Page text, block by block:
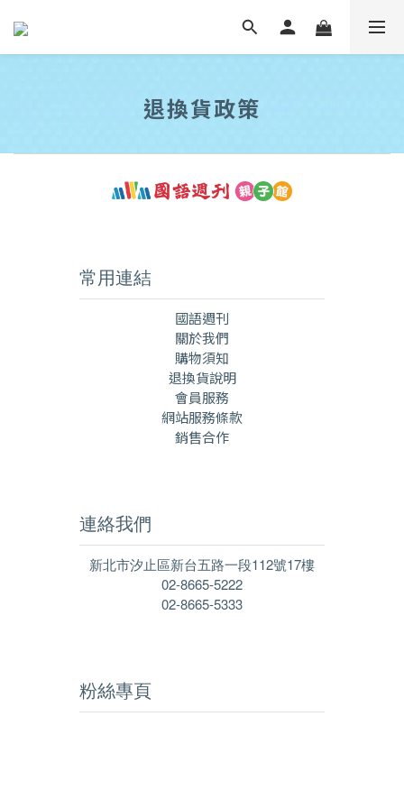
退換貨政策
常用連結
國語週刊
關於我們
購物須知
退換貨說明
會員服務
網站服務條款
銷售合作
連絡我們
新北市汐止區新台五路一段112號17樓
02-8665-5222
02-8665-5333
粉絲專頁